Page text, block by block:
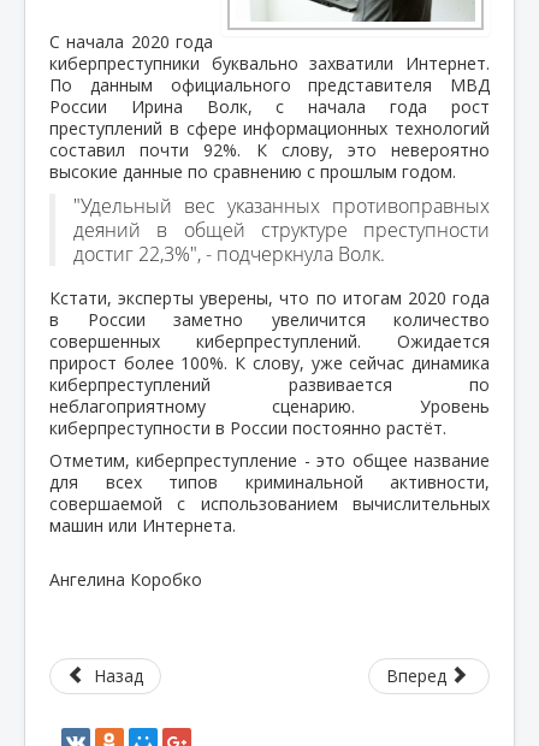
С начала 2020 года
киберпреступники буквально захватили Интернет.
По данным официального представителя МВД
России Ирина Волк, с начала года рост
преступлений в сфере информационных технологий
составил почти 92%. К слову, это невероятно
высокие данные по сравнению с прошлым годом.
"Удельный вес указанных противоправных
деяний в общей структуре преступности
достиг 22,3%", - подчеркнула Волк.
Кстати, эксперты уверены, что по итогам 2020 года
в России заметно увеличится количество
совершенных киберпреступлений. Ожидается
прирост более 100%. К слову, уже сейчас динамика
киберпреступлений развивается по
неблагоприятному сценарию. Уровень
киберпреступности в России постоянно растёт.
Отметим, киберпреступление - это общее название
для всех типов криминальной активности,
совершаемой с использованием вычислительных
машин или Интернета.
Ангелина Коробко
Назад Вперед